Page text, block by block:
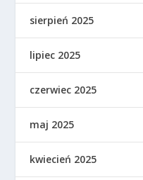
sierpień 2025
lipiec 2025
czerwiec 2025
maj 2025
kwiecień 2025